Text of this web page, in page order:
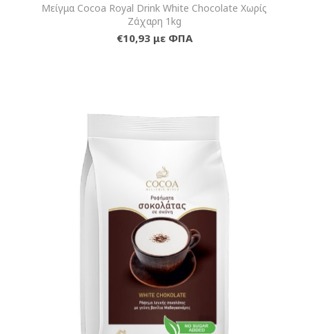
Μείγμα Cocoa Royal Drink White Chocolate Χωρίς
Ζάχαρη 1kg
€10,93 με ΦΠΑ